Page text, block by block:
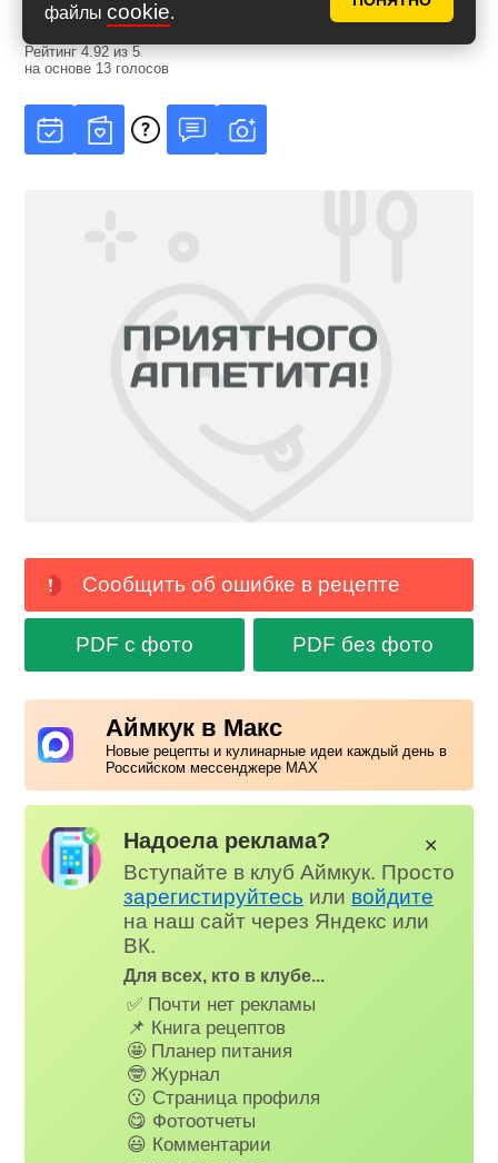
файлы cookie.
Рейтинг4.92из5
на основе 13 голосов
Сообщить об ошибке в рецепте
PDF с фото PDF без фото
Аймкук в Макс
Новые рецепты и кулинарные идеи каждый день в
Российском мессенджере MAX
Надоела реклама?
Вступайте в клуб Аймкук. Просто
зарегистируйтесь или войдите
на наш сайт через Яндекс или
ВК.
Для всех, кто в клубе...
✅ Почти нет рекламы
📌 Книга рецептов
🤩 Планер питания
🤓 Журнал
😗 Страница профиля
😋 Фотоотчеты
😃 Комментарии
✕